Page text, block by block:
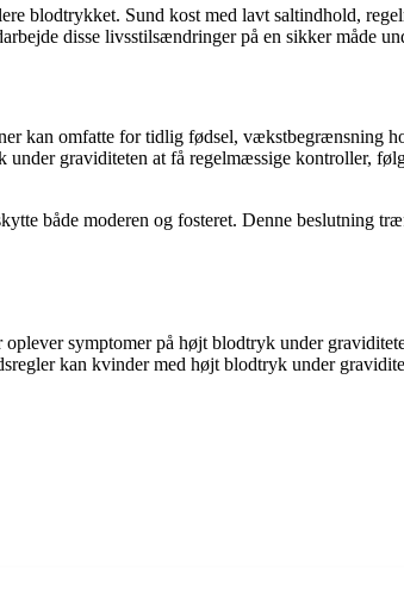
blodtrykket. Sund kost med lavt saltindhold,
disse livsstilsændringer på en sikker måde
kan omfatte for tidlig fødsel, vækstbegrænsning
graviditeten at få regelmæssige kontroller,
både moderen og fosteret. Denne beslutning
symptomer på højt blodtryk under
kan kvinder med højt blodtryk under